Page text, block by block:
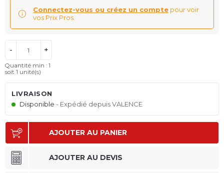
Connectez-vous ou créez un compte pour voir
vos Prix Pros.
- +
Quantité min : 1
soit 1 unité(s)
LIVRAISON
Disponible
Expédié depuis VALENCE
AJOUTER AU PANIER
AJOUTER AU DEVIS